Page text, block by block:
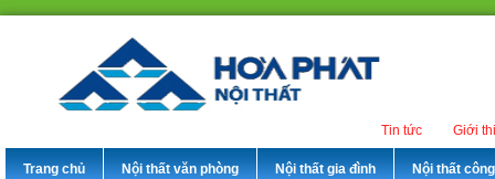
Giới
Tin tức
Trang chủ Nội thất văn phòng Nội thất gia đình Nội thất